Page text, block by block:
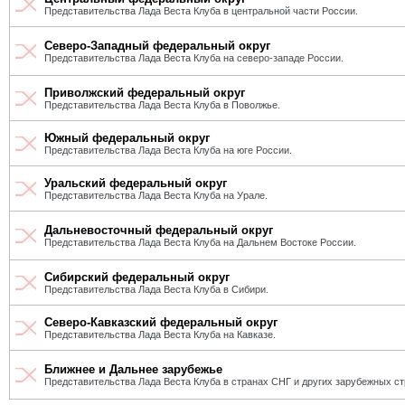
Представительства Лада Веста Клуба в центральной части России.
Северо-Западный федеральный округ
Представительства Лада Веста Клуба на северо-западе России.
Приволжский федеральный округ
Представительства Лада Веста Клуба в Поволжье.
Южный федеральный округ
Представительства Лада Веста Клуба на юге России.
Уральский федеральный округ
Представительства Лада Веста Клуба на Урале.
Дальневосточный федеральный округ
Представительства Лада Веста Клуба на Дальнем Востоке России.
Сибирский федеральный округ
Представительства Лада Веста Клуба в Сибири.
Северо-Кавказский федеральный округ
Представительства Лада Веста Клуба на Кавказе.
Ближнее и Дальнее зарубежье
Представительства Лада Веста Клуба в странах СНГ и других зарубежных